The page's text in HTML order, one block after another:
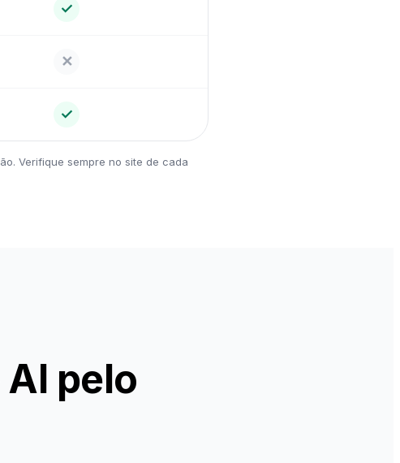
✓
✕
✓
Verifique sempre no site de cada
pelo